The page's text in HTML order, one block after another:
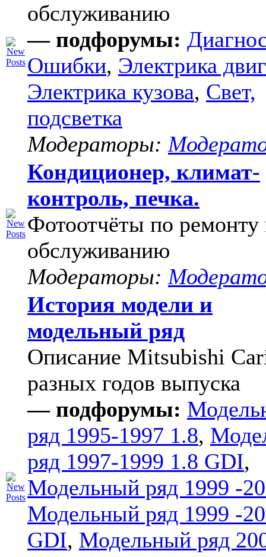
обслуживанию
— подфорумы:
Ошибки, Электрика
Электрика кузова, Свет,
подсветка
Модераторы:
Кондиционер, климат-
контроль, печка.
Фотоотчёты по ремонту
обслуживанию
Модераторы:
История модели и
модельный ряд
Описание Mitsubishi
разных годов выпуска
— подфорумы:
ряд 1995-1997 1.8,
ряд 1997-1999 1.8 GDI,
Модельный ряд 1999 -
Модельный ряд 1999 -
GDI, Модельный ряд